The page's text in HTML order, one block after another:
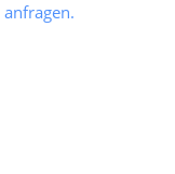
anfragen.